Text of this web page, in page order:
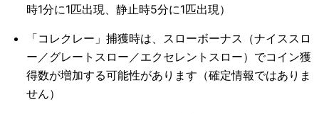
時1分に1匹出現、静止時5分に1匹出現）
「コレクレー」捕獲時は、スローボーナス（ナイススロ
ー／グレートスロー／エクセレントスロー）でコイン獲
得数が増加する可能性があります（確定情報ではありま
せん）